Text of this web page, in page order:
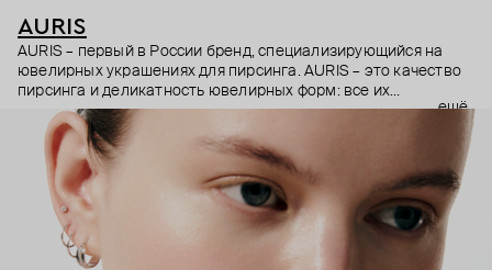
AURIS
AURIS – первый в России бренд, специализирующийся на
ювелирных украшениях для пирсинга. AURIS – это качество
пирсинга и деликатность ювелирных форм: все их
украшения ручной работы. В процессе создания участвуют
как профессиональные пирсеры (они отвечают за
безопасность и эргономичность пирсинга), так и ювелирные
стилисты (благодаря им дизайн соответствует трендам, а
украшения легко сочетаются между собой).
Украшения AURIS – для тех, кто открыто выражает себя, но
делает это интеллигентно и по-взрослому.
ещё